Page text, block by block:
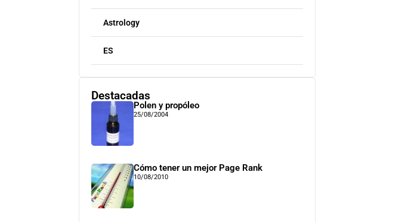
Astrology
ES
Destacadas
Polen y propóleo
25/08/2004
Cómo tener un mejor Page Rank
10/08/2010